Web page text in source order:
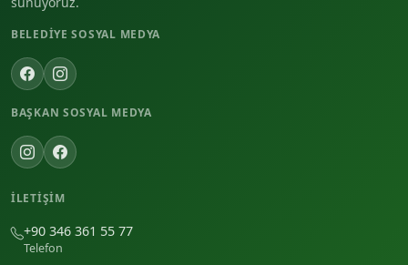
BELEDIYE SOSYAL MEDYA
BAŞKAN SOSYAL MEDYA
İLETIŞIM
+90 346 361 55 77
Telefon